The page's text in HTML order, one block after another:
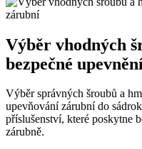
Výběr vhodných
bezpečné
Výběr správných šroubů a
upevňování zárubní do
příslušenství, které poskytne
zárubně.